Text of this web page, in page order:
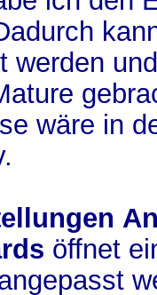
werden
wäre in
öffnet